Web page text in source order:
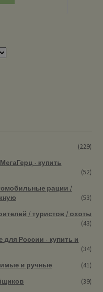
(229)
- купить
(52)
рации /
(53)
/ туристов / охоты
(43)
России - купить и
(34)
и ручные
(41)
(39)